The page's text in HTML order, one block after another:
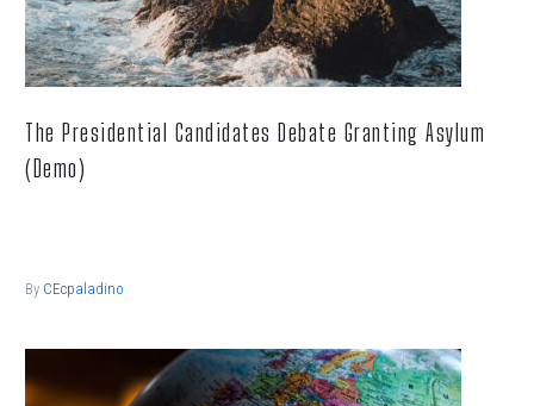
The Presidential Candidates Debate Granting Asylum
(Demo)
By CEcpaladino